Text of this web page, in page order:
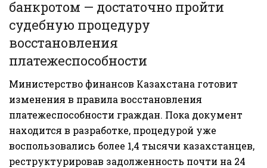
банкротом — достаточно пройти
судебную процедуру
восстановления
платежеспособности
Министерство финансов Казахстана готовит
изменения в правила восстановления
платежеспособности граждан. Пока документ
находится в разработке, процедурой уже
воспользовались более 1,4 тысячи казахстанцев,
реструктурировав задолженность почти на 24